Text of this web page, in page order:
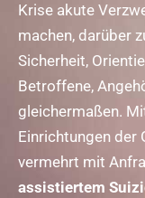
Krise akute
machen, darüber
Sicherheit,
Betroffene,
gleichermaßen.
Einrichtungen der
vermehrt mit
assistiertem